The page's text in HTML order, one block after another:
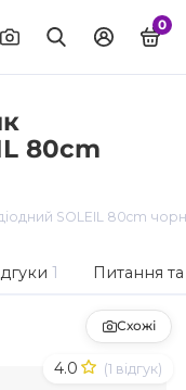
0
80cm
SOLEIL 80cm
1 Питання та
4.0 (1 відгук)
Схожі